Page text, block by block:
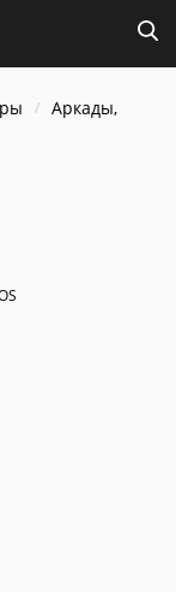
Аркады,